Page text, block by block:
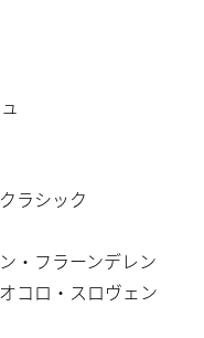
ラシック
・フラーンデレン
コロ・スロヴェン